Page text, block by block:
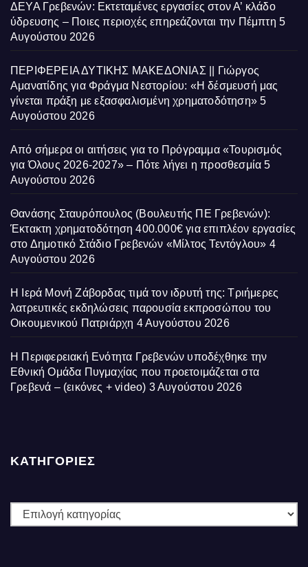
ΔΕΥΑ Γρεβενών: Εκτεταμένες εργασίες στον Α’ κλάδο
ύδρευσης – Ποιες περιοχές επηρεάζονται την Πέμπτη 5
Αυγούστου 2026
ΠΕΡΙΦΕΡΕΙΑ ΔΥΤΙΚΗΣ ΜΑΚΕΔΟΝΙΑΣ || Γιώργος
Αμανατίδης για Φράγμα Νεστορίου: «Η δέσμευσή μας
γίνεται πράξη με εξασφαλισμένη χρηματοδότηση» 5
Αυγούστου 2026
Από σήμερα οι αιτήσεις για το Πρόγραμμα «Τουρισμός
για Όλους 2026-2027» – Πότε λήγει η προσθεσμία 5
Αυγούστου 2026
Θανάσης Σταυρόπουλος (Βουλευτής ΠΕ Γρεβενών):
Έκτακτη χρηματοδότηση 400.000€ για επιπλέον εργασίες
στο Δημοτικό Στάδιο Γρεβενών «Μίλτος Τεντόγλου» 4
Αυγούστου 2026
Η Ιερά Μονή Ζάβορδας τιμά τον ιδρυτή της: Τριήμερες
λατρευτικές εκδηλώσεις παρουσία εκπροσώπου του
Οικουμενικού Πατριάρχη 4 Αυγούστου 2026
Η Περιφερειακή Ενότητα Γρεβενών υποδέχθηκε την
Εθνική Ομάδα Πυγμαχίας που προετοιμάζεται στα
Γρεβενά – (εικόνες + video) 3 Αυγούστου 2026
ΚΑΤΗΓΟΡΙΕΣ
ΚΑΤΗΓΟΡΙΕΣ